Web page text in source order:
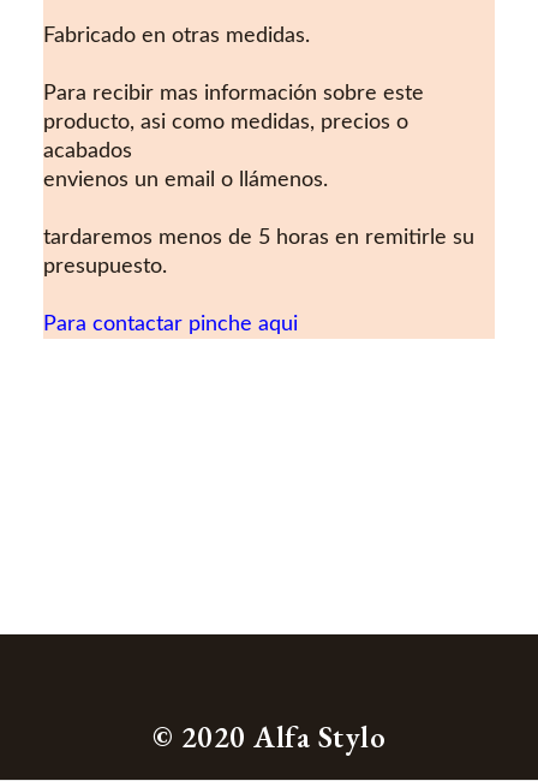
Fabricado en otras medidas.
Para recibir mas información sobre este
producto, asi como medidas, precios o
acabados
envienos un email o llámenos.
tardaremos menos de 5 horas en remitirle su
presupuesto.
Para contactar pinche aqui
© 2020 Alfa Stylo